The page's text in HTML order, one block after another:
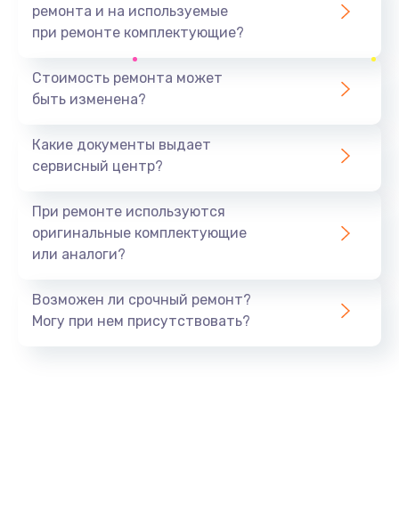
от 1795 руб.
Замена USB порта
Заказать
Ремонт разъема питания
от 1120 руб.
ремонта и на используемые
при ремонте комплектующие?
Стоимость ремонта может
быть изменена?
Какие документы выдает
сервисный центр?
При ремонте используются
оригинальные комплектующие
или аналоги?
Возможен ли срочный ремонт?
Могу при нем присутствовать?